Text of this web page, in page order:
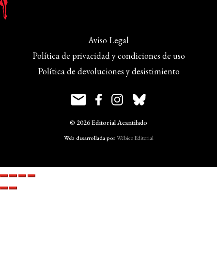
Aviso Legal
Política de privacidad y condiciones de uso
Política de devoluciones y desistimiento
© 2026 Editorial Acantilado
Web desarrollada porWébico Editorial